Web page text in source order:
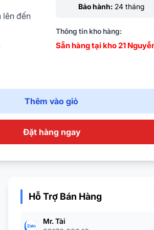
lên đến
tối đa
đa mỗi
tên
đời
khi bị mất
Bảo hành:24 tháng
Thông tin kho hàng:
Sẵn hàng tại kho 21
Thêm vào giỏ
Đặt hàng ngay
Hỗ Trợ Bán Hàng
Mr. Tài